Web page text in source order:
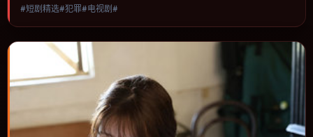
推进，节奏与视听语言统一，可作为休闲观影或类型片补片的选择。
#短剧精选#犯罪#电视剧#